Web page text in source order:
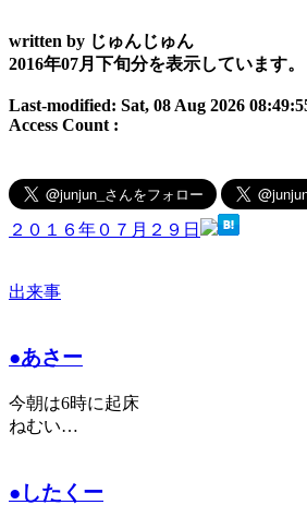
written by じゅんじゅん
2016年07月下旬分を表示しています。
Last-modified: Sat, 08 Aug 2026
Access Count :
２０１６年０７月２９日
出来事
●あさー
今朝は6時に起床
ねむい…
●したくー